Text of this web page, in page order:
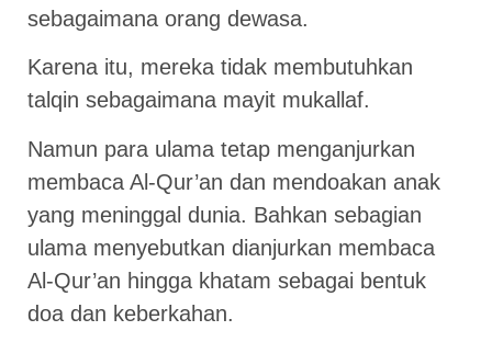
sebagaimana orang dewasa.
Karena itu, mereka tidak membutuhkan
talqin sebagaimana mayit mukallaf.
Namun para ulama tetap menganjurkan
membaca Al-Qur’an dan mendoakan anak
yang meninggal dunia. Bahkan sebagian
ulama menyebutkan dianjurkan membaca
Al-Qur’an hingga khatam sebagai bentuk
doa dan keberkahan.